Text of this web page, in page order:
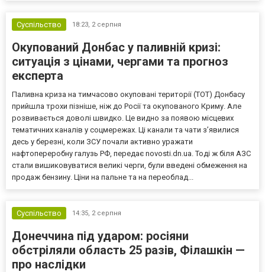
Суспільство 18:23, 2 серпня
Окупований Донбас у паливній кризі:
ситуація з цінами, чергами та прогноз
експерта
Паливна криза на тимчасово окуповані території (ТОТ) Донбасу
прийшла трохи пізніше, ніж до Росії та окупованого Криму. Але
розвивається доволі швидко. Це видно за появою місцевих
тематичних каналів у соцмережах. Ці канали та чати з’явилися
десь у березні, коли ЗСУ почали активно уражати
нафтопереробну галузь РФ, передає novosti.dn.ua. Тоді ж біля АЗС
стали вишиковуватися великі черги, були введені обмеження на
продаж бензину. Ціни на пальне та на переоблад...
Суспільство 14:35, 2 серпня
Донеччина під ударом: росіяни
обстріляли область 25 разів, Філашкін —
про наслідки